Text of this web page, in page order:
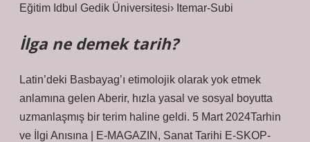
Eğitim Idbul Gedik Üniversitesi› Itemar-Subi
İlga ne demek tarih?
Latin’deki Basbayag’ı etimolojik olarak yok etmek
anlamına gelen Aberir, hızla yasal ve sosyal boyutta
uzmanlaşmış bir terim haline geldi. 5 Mart 2024Tarhin
ve İlgi Anısına | E-MAGAZIN, Sanat Tarihi E-SKOP-